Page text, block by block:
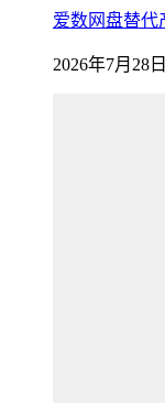
爱数网盘替代
2026年7月28日